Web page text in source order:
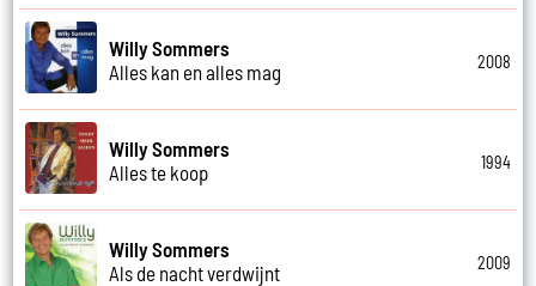
Willy Sommers
Alles kan en alles mag
2008
Willy Sommers
Alles te koop
1994
Willy Sommers
Als de nacht verdwijnt
2009